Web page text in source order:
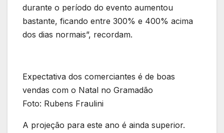
durante o período do evento aumentou
bastante, ficando entre 300% e 400% acima
dos dias normais”, recordam.
Expectativa dos comerciantes é de boas
vendas com o Natal no Gramadão
Foto: Rubens Fraulini
A projeção para este ano é ainda superior.